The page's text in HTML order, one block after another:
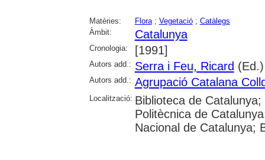
Matèries: Flora; Vegetació; Catàlegs
Àmbit:
Catalunya
Cronologia: [1991]
Autors add.: Serra i Feu, Ricard (Ed.)
Autors add.: Agrupació Catalana
Localització: Biblioteca de
Politècnica de
Nacional de Catalunya;